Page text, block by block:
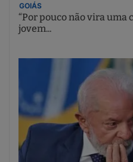
GOIÁS
“Por pouco não vira uma
jovem...